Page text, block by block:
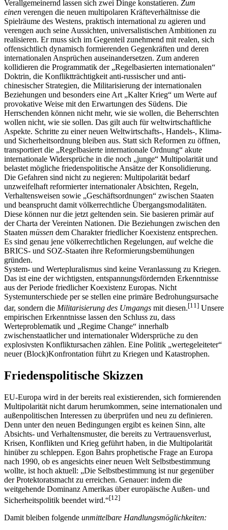
Verallgemeinernd lassen sich zwei Dinge konstatieren. Zum
einen verengen die neuen multipolaren Kräfteverhältnisse die
Spielräume des Westens, praktisch international zu agieren und
verengen auch seine Aussichten, universalistischen Ambitionen zu
realisieren. Er muss sich im Gegenteil zunehmend mit realen, sich
offensichtlich dynamisch formierenden Gegenkräften und deren
internationalen Ansprüchen auseinandersetzen. Zum anderen
kollidieren die Programmatik der „Regelbasierten internationalen“
Doktrin, die Konfliktträchtigkeit anti-russischer und anti-
chinesischer Strategien, die Militarisierung der internationalen
Beziehungen und besonders eine Art „Kalter Krieg“ um Werte auf
provokative Weise mit den Erwartungen des Südens. Die
Herrschenden können nicht mehr, wie sie wollen, die Beherrschten
wollen nicht, wie sie sollen. Das gilt auch für weltwirtschaftliche
Aspekte. Schritte zu einer neuen Weltwirtschafts-, Handels-, Klima-
und Sicherheitsordnung bleiben aus. Statt sich Reformen zu öffnen,
transportiert die „Regelbasierte internationale Ordnung“ akute
internationale Widersprüche in die noch „junge“ Multipolarität und
belastet mögliche friedenspolitische Ansätze der Konsolidierung.
Die Gefahren sind nicht zu negieren: Multipolarität bedarf
unzweifelhaft reformierter internationaler Absichten, Regeln,
Verhaltensweisen sowie „Geschäftsordnungen“ zwischen Staaten
und beansprucht damit völkerrechtliche Übergangsmodalitäten.
Diese können nur die jetzt geltenden sein. Sie basieren primär auf
der Charta der Vereinten Nationen. Die Beziehungen zwischen den
Staaten müssen dem Charakter friedlicher Koexistenz entsprechen.
Es sind genau jene völkerrechtlichen Regelungen, auf welche die
BRICS- und SOZ-Staaten ihre Reformierungsbemühungen
gründen.
System- und Wertepluralismus sind keine Veranlassung zu Kriegen.
Das ist eine der wichtigsten, entspannungsfördernden Erkenntnisse
aus der Periode friedlicher Koexistenz Europas. Nicht
Systemunterschiede per se stellen eine primäre Bedrohungsursache
dar, sondern die Militarisierung des Umgangs mit diesen.[11] Unsere
empirischen Erkenntnisse lassen den Schluss zu, dass
Werteproblematik und „Regime Change“ innerhalb
zwischenstaatlicher und internationaler Widersprüche zu den
explosivsten Konfliktursachen zählen. Eine Politik „wertegeleiteter“
neuer (Block)Konfrontation führt zu Kriegen und Katastrophen.
Friedenspolitische Skizzen
EU-Europa wird in der bereits real existierenden, sich formierenden
Multipolarität nicht darum herumkommen, seine internationalen und
außenpolitischen Interessen zu überprüfen und neu zu definieren.
Denn unter den neuen Bedingungen ergibt es keinen Sinn, alte
Absichts- und Verhaltensmuster, die bereits zu Vertrauensverlust,
Krisen, Konflikten und Krieg geführt haben, in die Multipolarität
hinüber zu schleppen. Egon Bahrs prophetische Frage an Europa
nach 1990, ob es angesichts einer neuen Welt Selbstbestimmung
wollte, ist hoch aktuell: „Die Selbstbe­stimmung ist nur gegenüber
der Protektoratsmacht zu erreichen. Genauer: indem die
weitgehende Dominanz Amerikas über europäische Außen- und
Sicherheitspolitik beendet wird.“[12]
Damit bleiben folgende unmittelbare Handlungsmöglichkeiten: